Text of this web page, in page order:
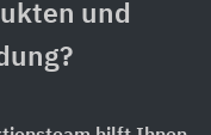
und